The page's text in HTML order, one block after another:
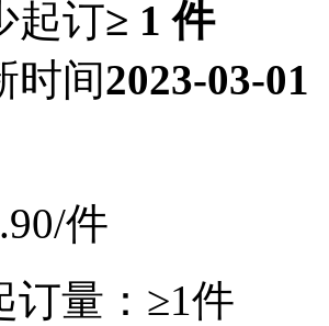
起订≥ 1 件
时间2023-03-01
/件
量： ≥1件